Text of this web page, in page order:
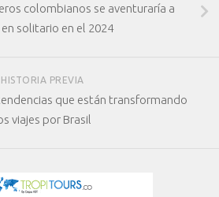
colombianos se aventuraría a
solitario en el 2024
HISTORIA PREVIA
que están transformando
viajes por Brasil